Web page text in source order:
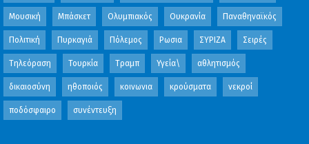
Μουσική Μπάσκετ Ολυμπιακός Ουκρανία Παναθηναϊκός
Πολιτική Πυρκαγιά Πόλεμος Ρωσια ΣΥΡΙΖΑ Σειρές
Τηλεόραση Τουρκία Τραμπ Υγεία\ αθλητισμός
δικαιοσύνη ηθοποιός κοινωνια κρούσματα νεκροί
ποδόσφαιρο συνέντευξη